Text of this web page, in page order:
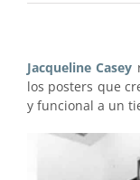
Jacqueline Casey
los posters que
y funcional a un